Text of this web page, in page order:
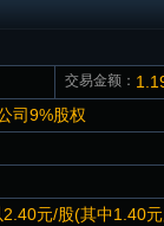
交易金额：
司9%股权
元/股(其中1.40